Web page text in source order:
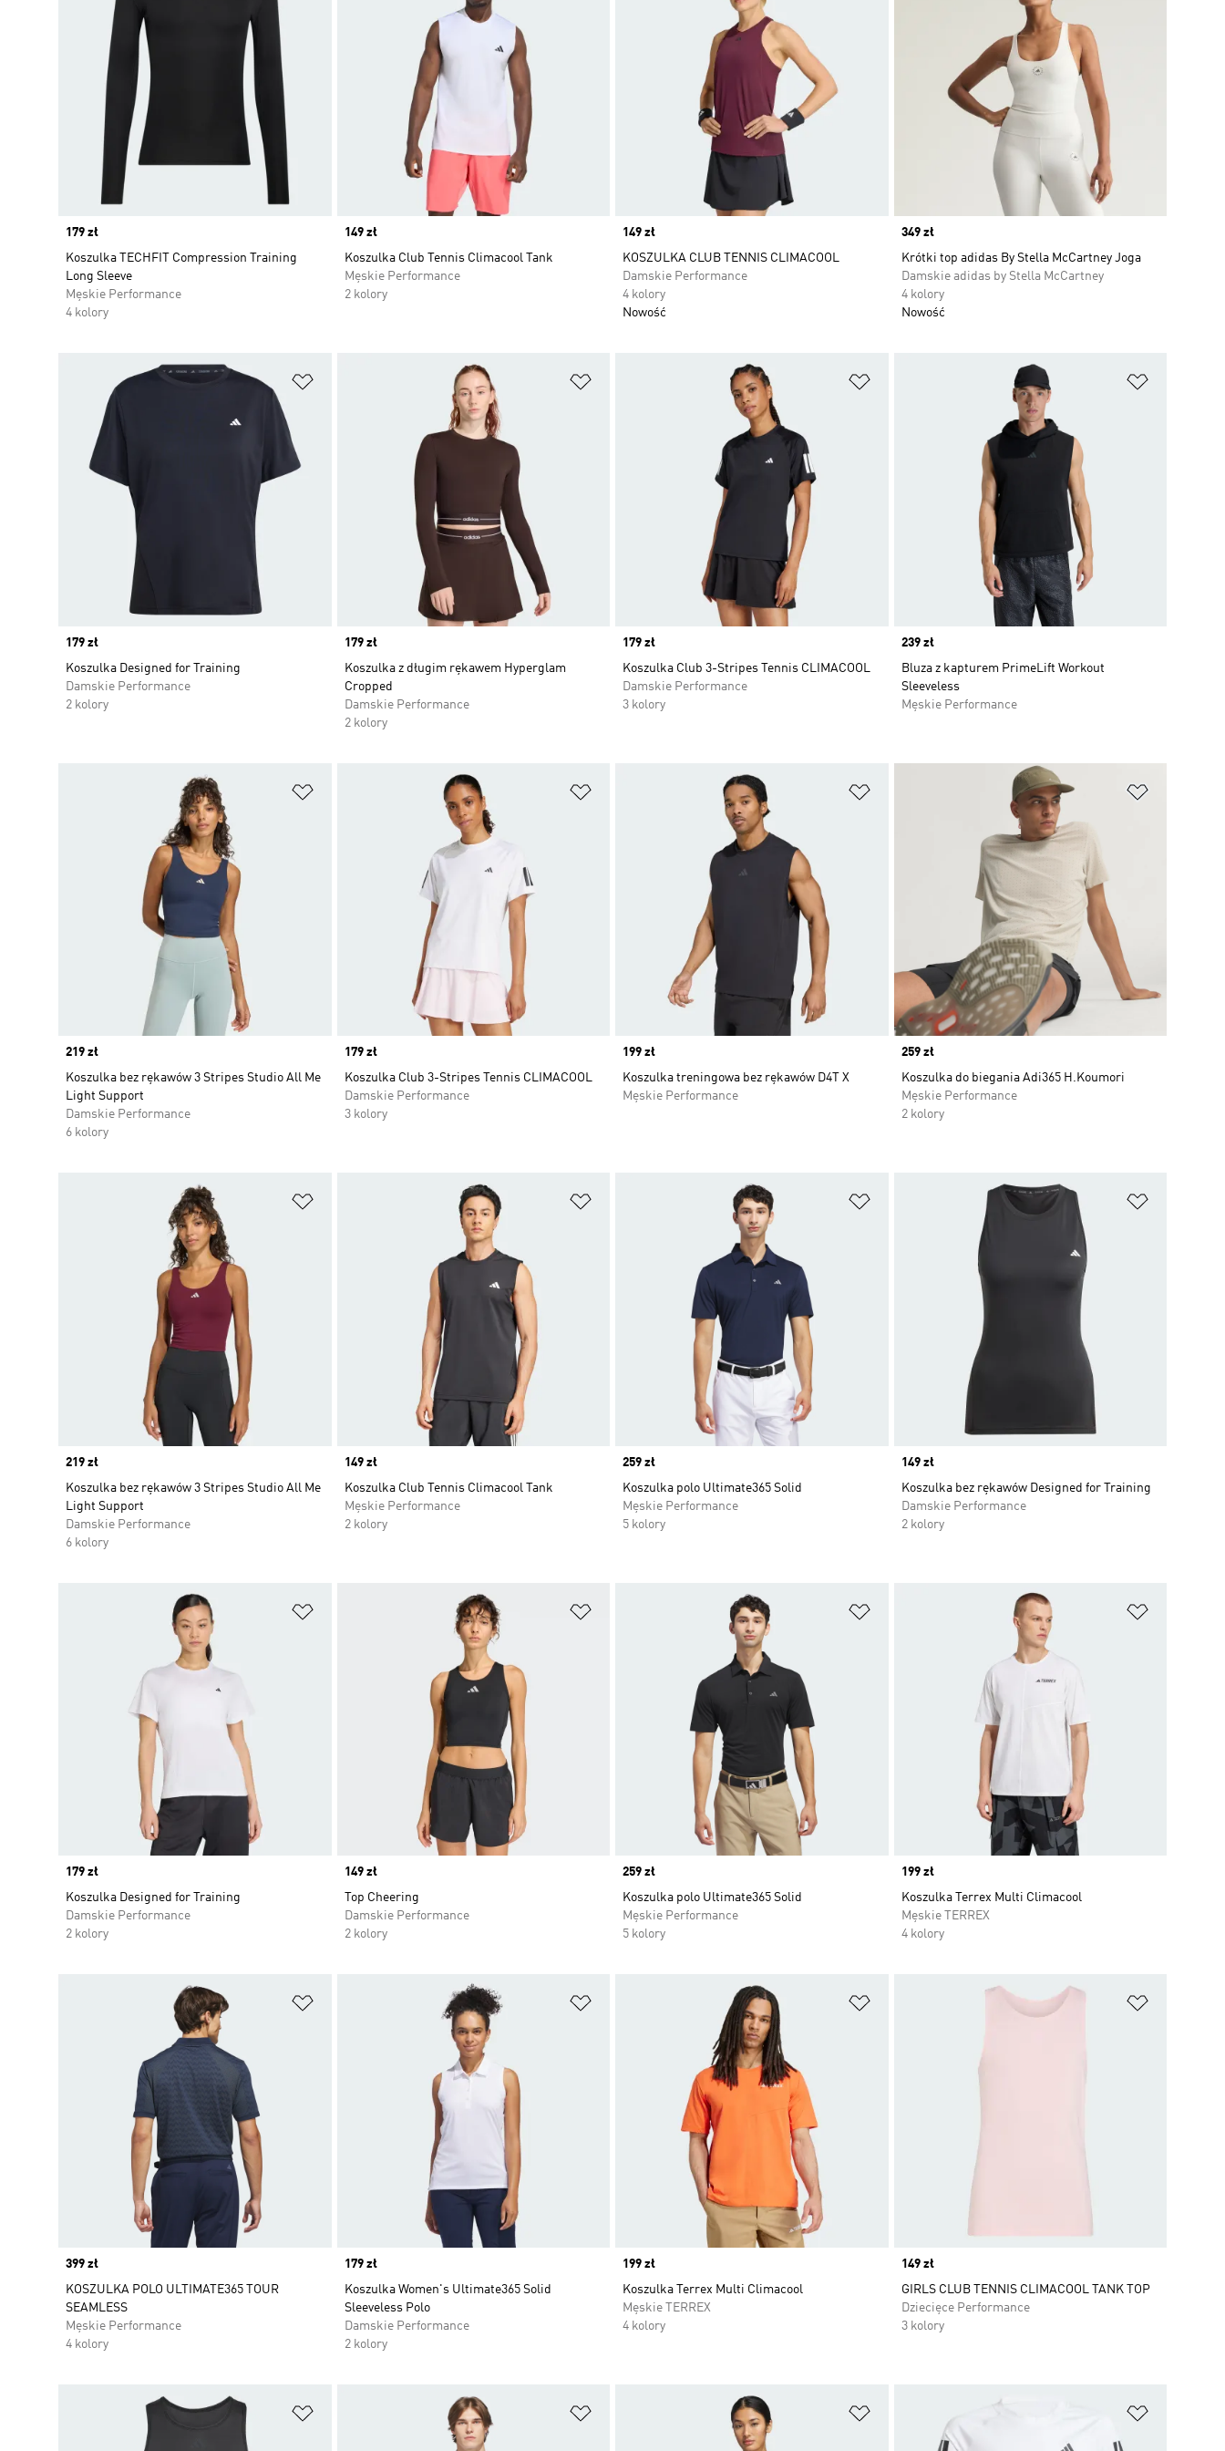
Price
179 zł
Koszulka TECHFIT Compression Training
Long Sleeve
Męskie Performance
4 kolory
Price
149 zł
Koszulka Club Tennis Climacool Tank
Męskie Performance
2 kolory
Price
149 zł
KOSZULKA CLUB TENNIS CLIMACOOL
Damskie Performance
4 kolory
Nowość
Price
349 zł
Krótki top adidas By Stella McCartney Joga
Damskie adidas by Stella McCartney
4 kolory
Nowość
Price
179 zł
Koszulka Designed for Training
Damskie Performance
2 kolory
Price
179 zł
Koszulka z długim rękawem Hyperglam
Cropped
Damskie Performance
2 kolory
Price
179 zł
Koszulka Club 3-Stripes Tennis CLIMACOOL
Damskie Performance
3 kolory
Price
239 zł
Bluza z kapturem PrimeLift Workout
Sleeveless
Męskie Performance
Dodaj do listy życzeń
Price
219 zł
Koszulka bez rękawów 3 Stripes Studio All Me
Light Support
Damskie Performance
6 kolory
Dodaj do listy życzeń
Price
179 zł
Koszulka Club 3-Stripes Tennis CLIMACOOL
Damskie Performance
3 kolory
Price
199 zł
Koszulka treningowa bez rękawów D4T X
Męskie Performance
Price
259 zł
Koszulka do biegania Adi365 H.Koumori
Męskie Performance
2 kolory
Price
219 zł
Koszulka bez rękawów 3 Stripes Studio All Me
Light Support
Damskie Performance
6 kolory
Price
149 zł
Koszulka Club Tennis Climacool Tank
Męskie Performance
2 kolory
Dodaj do listy życzeń
Price
259 zł
Koszulka polo Ultimate365 Solid
Męskie Performance
5 kolory
Price
149 zł
Koszulka bez rękawów Designed for Training
Damskie Performance
2 kolory
Price
179 zł
Koszulka Designed for Training
Damskie Performance
2 kolory
Price
149 zł
Top Cheering
Damskie Performance
2 kolory
Price
259 zł
Koszulka polo Ultimate365 Solid
Męskie Performance
5 kolory
Price
199 zł
Koszulka Terrex Multi Climacool
Męskie TERREX
4 kolory
Price
399 zł
KOSZULKA POLO ULTIMATE365 TOUR
SEAMLESS
Męskie Performance
4 kolory
Price
179 zł
Koszulka Women's Ultimate365 Solid
Sleeveless Polo
Damskie Performance
2 kolory
Price
199 zł
Koszulka Terrex Multi Climacool
Męskie TERREX
4 kolory
Price
149 zł
GIRLS CLUB TENNIS CLIMACOOL TANK TOP
Dziecięce Performance
3 kolory
Dodaj do listy życzeń